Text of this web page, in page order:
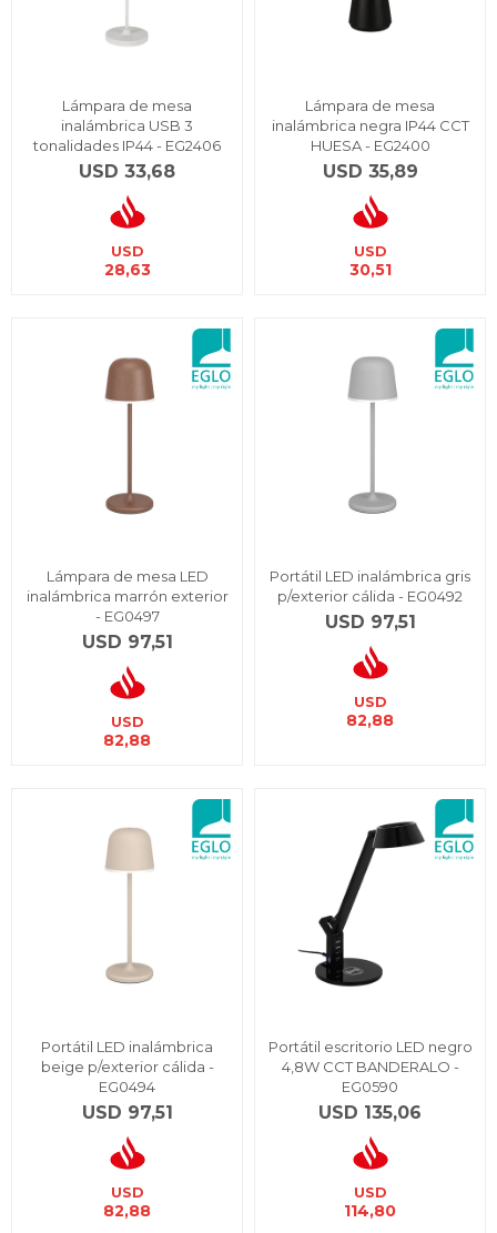
Lámpara de mesa
inalámbrica USB 3
tonalidades IP44 - EG2406
USD 33,68
USD
28,63
Lámpara de mesa
inalámbrica negra IP44 CCT
HUESA - EG2400
USD 35,89
USD
30,51
Lámpara de mesa LED
inalámbrica marrón exterior
- EG0497
USD 97,51
USD
82,88
Portátil LED inalámbrica gris
p/exterior cálida - EG0492
USD 97,51
USD
82,88
Portátil LED inalámbrica
beige p/exterior cálida -
EG0494
USD 97,51
USD
82,88
Portátil escritorio LED negro
4,8W CCT BANDERALO -
EG0590
USD 135,06
USD
114,80